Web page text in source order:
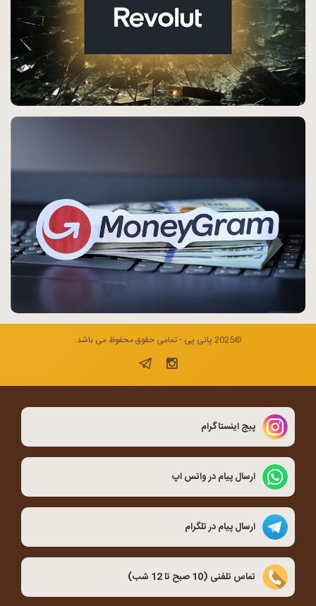
©2025 پانی پی - تمامی حقوق محفوظ می باشد.
پیج اینستاگرام
ارسال پیام در واتس اپ
ارسال پیام در تلگرام
تماس تلفنی (10 صبح تا 12 شب)